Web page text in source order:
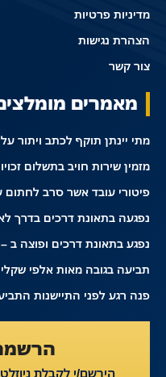
מדיניות פרטיות
הצהרת נגישות
צור קשר
מאמרים
מתי יינתן תוקף לכתב ויתור
מזמין שירות חויב בתשלום
פיטורי עובד אשר סרב
נפגעה בתאונת דרכים בדרך
נפגע בתאונת דרכים ופוצה ב – 260,000 שקלים
תביעה בגובה מאות אלפי
פנה רגע לפני התיישנות התביעה
הירשם/י לקבלת